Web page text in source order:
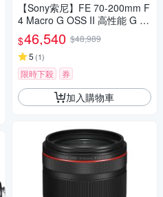
【Sony索尼】FE 70-200mm F
4 Macro G OSS II 高性能 G 系
列望遠變焦鏡頭 SEL70200G2
(公司貨 保固24個月)
$46,540 $48,989
5 (1)
限時下殺 券
加入購物車